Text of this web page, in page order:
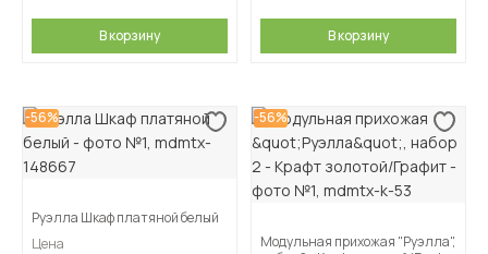
В корзину В корзину
-56%
Руэлла Шкаф платяной белый
Цена
-56%
Модульная прихожая "Руэлла",